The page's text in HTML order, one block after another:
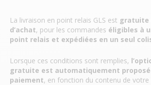
La livraison en point relais GLS est gratuite
d’achat, pour les commandes éligibles à
point relais et expédiées en un seul
Lorsque ces conditions sont remplies,
gratuite est automatiquement
paiement, en fonction du contenu de votre